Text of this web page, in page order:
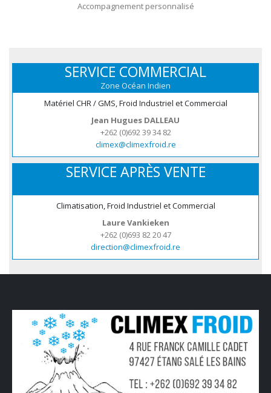
Accompagnement personnalisé
SERVICE COMMERCIAL
Zone Océan Indien
Matériel CHR / GMS, Froid Industriel et Commercial
Jean Hugues DALLEAU
+262 (0)692 39 34 82
climex@climexfroid.re
SERVICE APRÈS VENTE
Climatisation, Froid Industriel et Commercial
Laure Vankieken
+262 (0)693 82 20 47
direction@climexfroid.re